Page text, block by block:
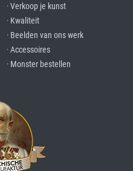
· Verkoop je kunst
· Kwaliteit
· Beelden van ons werk
· Accessoires
· Monster bestellen